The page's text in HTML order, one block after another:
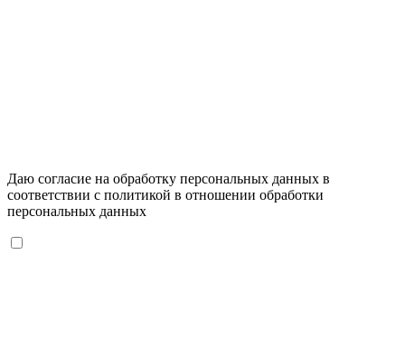
Даю согласие на обработку персональных данных в
соответствии с политикой в отношении обработки
персональных данных